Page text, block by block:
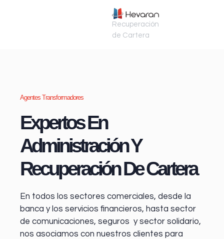
Recuperación
de Cartera
Agentes Transformadores
Expertos En
Administración Y
Recuperación De Cartera
En todos los sectores comerciales, desde la
banca y los servicios financieros, hasta sector
de comunicaciones, seguros y sector solidario,
nos asociamos con nuestros clientes para